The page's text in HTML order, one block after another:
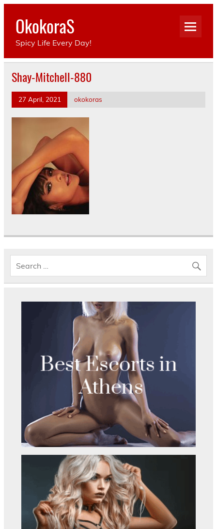
Skip
contentOkokoraS
Spicy Life Every Day!
Shay-Mitchell-880
27 April, 2021 okokoras